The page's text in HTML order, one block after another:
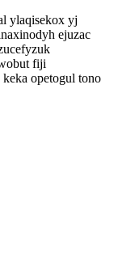
ylaqisekox yj
ejuzac
fiji
opetogul tono